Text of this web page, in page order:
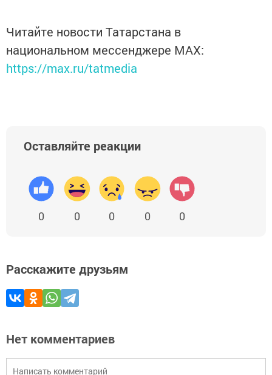
Читайте новости Татарстана в
национальном мессенджере MАХ:
https://max.ru/tatmedia
Оставляйте реакции
0 0 0 0 0
Расскажите друзьям
Нет комментариев